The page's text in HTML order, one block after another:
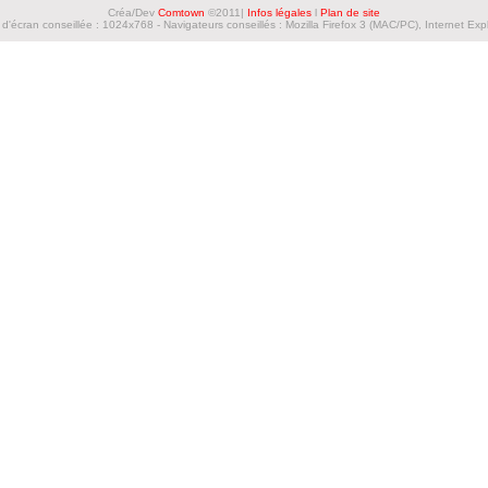
Créa/Dev Comtown ©2011| Infos légales l Plan de site
d'écran conseillée : 1024x768 - Navigateurs conseillés : Mozilla Firefox 3 (MAC/PC), Internet